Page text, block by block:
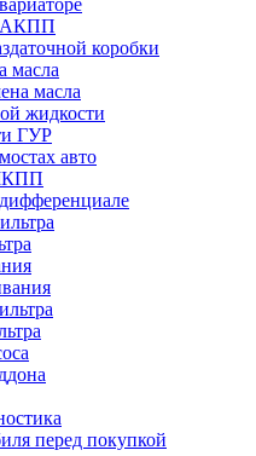
АКПП
коробки
масла
масла
жидкости
ГУР
авто
перед покупкой